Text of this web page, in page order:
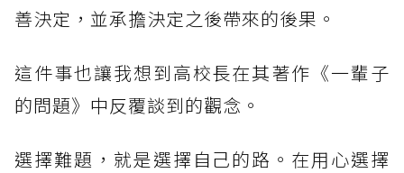
善決定，並承擔決定之後帶來的後果。
這件事也讓我想到高校長在其著作《一輩子
的問題》中反覆談到的觀念。
選擇難題，就是選擇自己的路。在用心選擇